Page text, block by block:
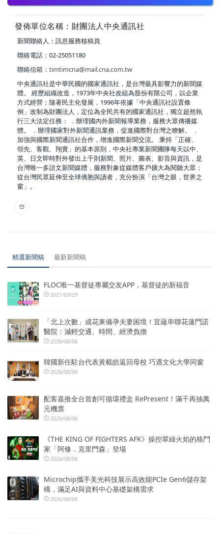
發佈單位名稱：財團法人中央通訊社
新聞聯絡人：訊息服務核稿員
聯絡電話：02-25051180
聯絡信箱： timtimcna@mail.cna.com.tw
中央通訊社是中華民國的國家通訊社，是台灣最具影響力的新聞媒
體。 經歷組織改造，1973年中央社改組為股份有限公司，以企業
方式經營；隨著民主化發展，1996年依據「中央通訊社設置條
例」改制為財團法人，定位為全民共有的國家通訊社，獨立超然執
行三大法定任務： ．辦理國內外新聞報導業務，服務大眾傳播媒
體。 ．辦理國家對外新聞通訊業務，促進國際對台灣之瞭解。 ．
加強與國際新聞通訊社合作，增進國際新聞交流。 秉持「正確、
領先、客觀、翔實」的基本原則，中央社專業新聞團隊每天以中、
英、日文即時對外發出上千則新聞、照片、圖表、影音與資訊，是
台灣唯一多語文新聞媒體，服務對象從媒體客戶擴大為閱聽大眾；
從台灣民眾延伸至全球僑胞與讀者，充分扮演「台灣之眼，世界之
窗」。
精選新聞稿 最新新聞稿
FLOC唯一基督徒專屬交友APP，基督徒的新福音
2021/03/29
「北上次數」成花東備孕夫妻困境！宜蘊串聯花蓮門諾
醫院：減輕交通、時間、經濟負擔
2026/08/06
韓國新任駐台代表黃載皓返回母校 巧遇文化大學同窗
2026/08/06
配客嘉推全台首創可循環禮盒 RePresent！滿千再抽萬
元機票
2026/08/06
《THE KING OF FIGHTERS AFK》操控翠綠火焰的格鬥
家「阿修．克里門森」登場
2026/08/06
Microchip攜手美光科技展示高效能PCIe Gen6儲存架
構，滿足AI與資料中心基礎架構需求
2026/08/06